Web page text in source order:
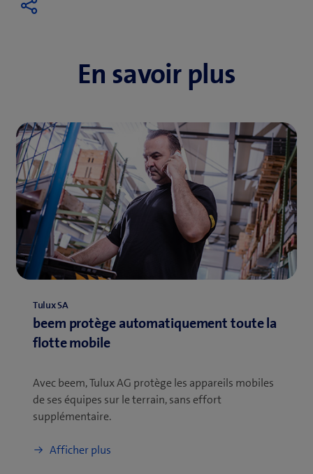
En savoir plus
Tulux SA
beem protège automatiquement toute la
flotte mobile
Avec beem, Tulux AG protège les appareils mobiles
de ses équipes sur le terrain, sans effort
supplémentaire.
Afficher plus